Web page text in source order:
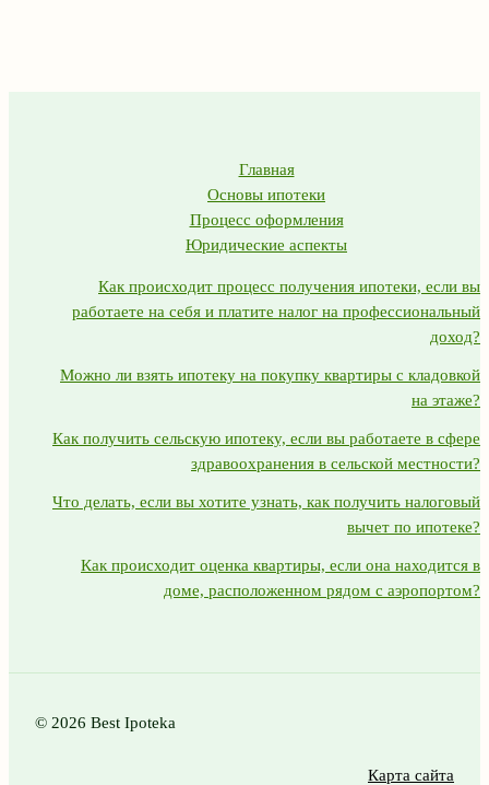
Главная
Основы ипотеки
Процесс оформления
Юридические аспекты
Как происходит процесс получения ипотеки, если вы
работаете на себя и платите налог на профессиональный
доход?
Можно ли взять ипотеку на покупку квартиры с кладовкой
на этаже?
Как получить сельскую ипотеку, если вы работаете в сфере
здравоохранения в сельской местности?
Что делать, если вы хотите узнать, как получить налоговый
вычет по ипотеке?
Как происходит оценка квартиры, если она находится в
доме, расположенном рядом с аэропортом?
© 2026 Best Ipoteka
Карта сайта